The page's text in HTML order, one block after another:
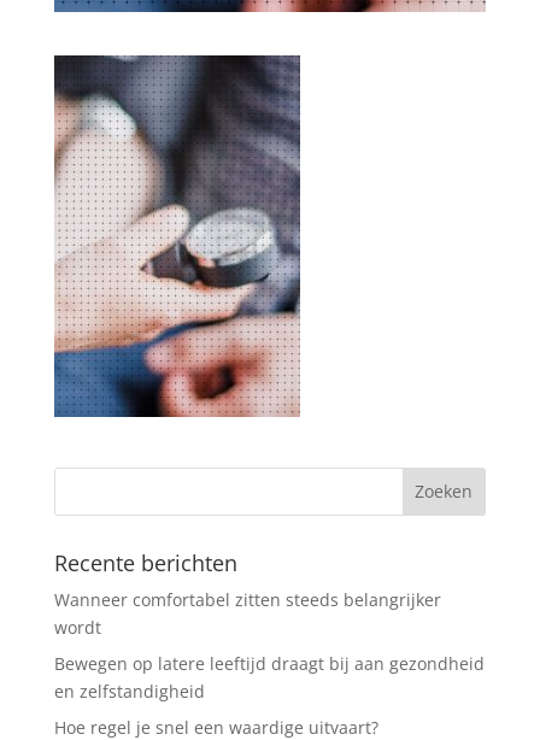
Recente berichten
Wanneer comfortabel zitten steeds belangrijker
wordt
Bewegen op latere leeftijd draagt bij aan gezondheid
en zelfstandigheid
Hoe regel je snel een waardige uitvaart?